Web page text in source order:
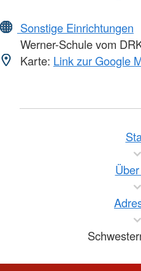
Sonstige Einrichtungen
Werner-Schule vom
Karte: Link zur Google